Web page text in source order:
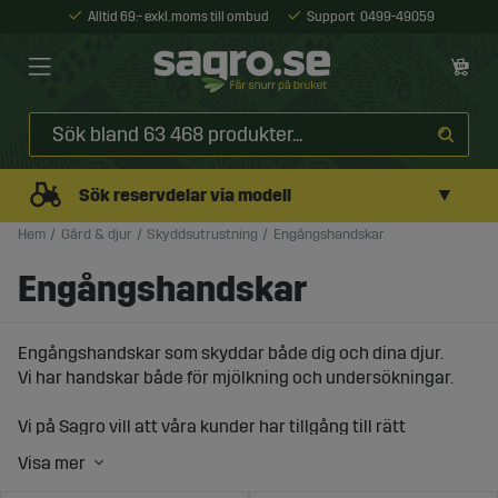
Alltid 69:- exkl. moms till ombud Support 0499-49059
Sök reservdelar via modell ▼
Hem Gård & djur Skyddsutrustning Engångshandskar
Engångshandskar
Engångshandskar som skyddar både dig och dina djur.
Vi har handskar både för mjölkning och undersökningar.
Vi på Sagro vill att våra kunder har tillgång till rätt
utrustning och ser därför till att ha ett brett sortiment av
produkter för gård och djur. När det kommer till våra